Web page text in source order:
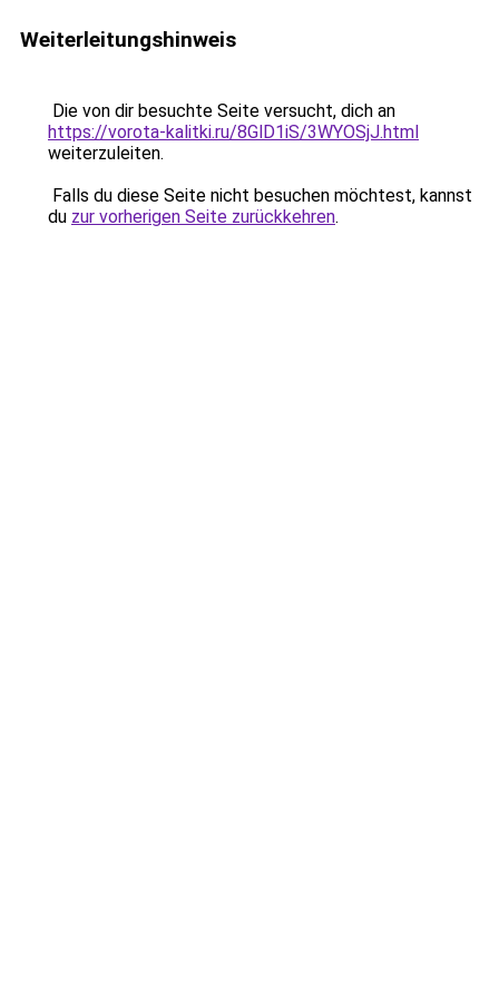
Weiterleitungshinweis
Die von dir besuchte Seite versucht, dich an
https://vorota-kalitki.ru/8GlD1iS/3WYOSjJ.html
weiterzuleiten.
Falls du diese Seite nicht besuchen möchtest, kannst
du zur vorherigen Seite zurückkehren.